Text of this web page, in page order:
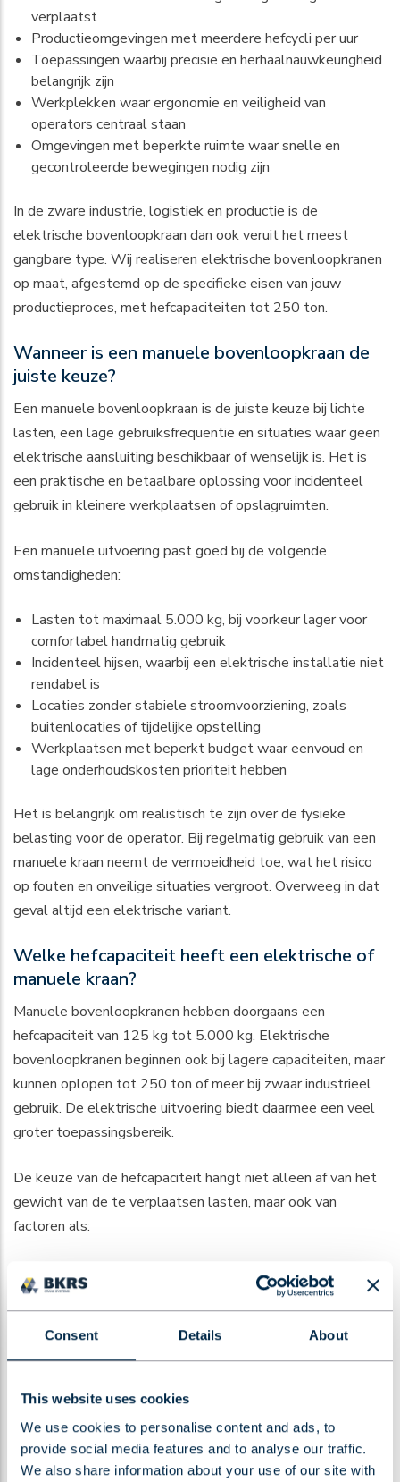
Consent Details About
This website uses cookies
We use cookies to personalise content and ads, to
provide social media features and to analyse our traffic.
We also share information about your use of our site with
verplaatst
Productieomgevingen met meerdere hefcycli per uur
Toepassingen waarbij precisie en herhaalnauwkeurigheid
belangrijk zijn
Werkplekken waar ergonomie en veiligheid van
operators centraal staan
Omgevingen met beperkte ruimte waar snelle en
gecontroleerde bewegingen nodig zijn
In de zware industrie, logistiek en productie is de
elektrische bovenloopkraan dan ook veruit het meest
gangbare type. Wij realiseren elektrische bovenloopkranen
op maat, afgestemd op de specifieke eisen van jouw
productieproces, met hefcapaciteiten tot 250 ton.
Wanneer is een manuele bovenloopkraan de
juiste keuze?
Een manuele bovenloopkraan is de juiste keuze bij lichte
lasten, een lage gebruiksfrequentie en situaties waar geen
elektrische aansluiting beschikbaar of wenselijk is. Het is
een praktische en betaalbare oplossing voor incidenteel
gebruik in kleinere werkplaatsen of opslagruimten.
Een manuele uitvoering past goed bij de volgende
omstandigheden:
Lasten tot maximaal 5.000 kg, bij voorkeur lager voor
comfortabel handmatig gebruik
Incidenteel hijsen, waarbij een elektrische installatie niet
rendabel is
Locaties zonder stabiele stroomvoorziening, zoals
buitenlocaties of tijdelijke opstelling
Werkplaatsen met beperkt budget waar eenvoud en
lage onderhoudskosten prioriteit hebben
Het is belangrijk om realistisch te zijn over de fysieke
belasting voor de operator. Bij regelmatig gebruik van een
manuele kraan neemt de vermoeidheid toe, wat het risico
op fouten en onveilige situaties vergroot. Overweeg in dat
geval altijd een elektrische variant.
Welke hefcapaciteit heeft een elektrische of
manuele kraan?
Manuele bovenloopkranen hebben doorgaans een
hefcapaciteit van 125 kg tot 5.000 kg. Elektrische
bovenloopkranen beginnen ook bij lagere capaciteiten, maar
kunnen oplopen tot 250 ton of meer bij zwaar industrieel
gebruik. De elektrische uitvoering biedt daarmee een veel
groter toepassingsbereik.
De keuze van de hefcapaciteit hangt niet alleen af van het
gewicht van de te verplaatsen lasten, maar ook van
factoren als:
De dynamische belasting tijdens het hijsen en rijden
De gebruiksklasse en het aantal hijscycli per dag
De constructie van het gebouw en de draagkracht van
de railconstructie
Veiligheidsmarges die wettelijk en normatief zijn
Het is altijd verstandig om de vereiste hefcapaciteit samen
met een specialist te bepalen. Een onderschatting van de
benodigde capaciteit leidt tot overbelasting en gevaarlijke